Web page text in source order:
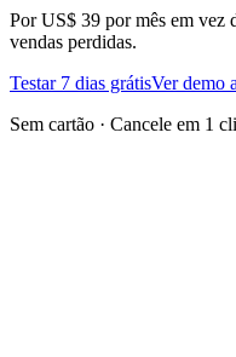
Por US$ 39 por mês em vez
vendas perdidas.
Testar 7 dias grátisVer demo
Sem cartão · Cancele em 1